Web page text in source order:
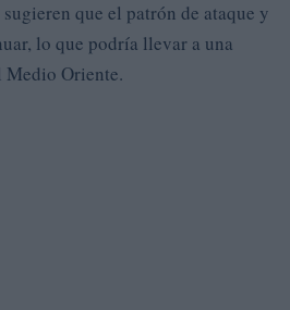
que el patrón de ataque y
lo que podría llevar a una
Medio Oriente.